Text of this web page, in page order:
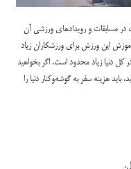
مسابقات و رویدادهای ورزشی آن
آموزش این ورزش برای ورزشکاران زیاد
دنیا زیاد محدود است. اگر بخواهید
هزینه سفر به گوشه‌وکنار دنیا را